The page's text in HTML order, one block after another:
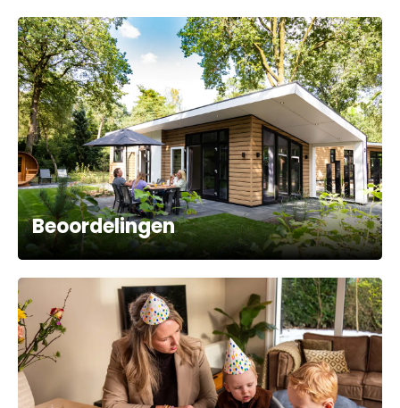
Beoordelingen